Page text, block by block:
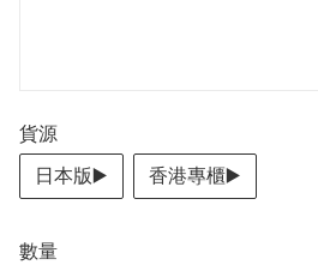
貨源
日本版▶️ 香港專櫃▶️
數量